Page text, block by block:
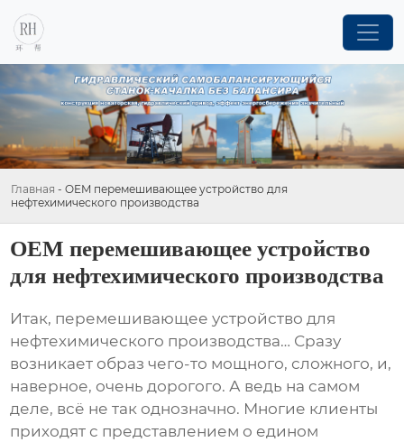
Главная - OEM перемешивающее устройство для
нефтехимического производства
OEM перемешивающее устройство
для нефтехимического производства
Итак, перемешивающее устройство для
нефтехимического производства… Сразу
возникает образ чего-то мощного, сложного, и,
наверное, очень дорогого. А ведь на самом
деле, всё не так однозначно. Многие клиенты
приходят с представлением о едином